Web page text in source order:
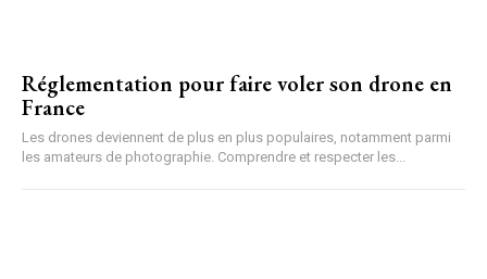
Réglementation pour faire voler son drone en
France
Les drones deviennent de plus en plus populaires, notamment parmi
les amateurs de photographie. Comprendre et respecter les...